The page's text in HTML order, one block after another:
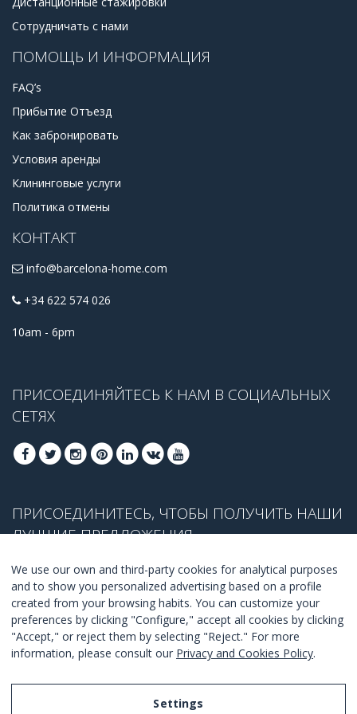
Сотрудничать с нами
ПОМОЩЬ И ИНФОРМАЦИЯ
FAQ’s
Прибытие Отъезд
Как забронировать
Условия аренды
Клининговые услуги
Политика отмены
КОНТАКТ
info@barcelona-home.com
+34 622 574 026
10am - 6pm
ПРИСОЕДИНЯЙТЕСЬ К НАМ В СОЦИАЛЬНЫХ
СЕТЯХ
ПРИСОЕДИНИТЕСЬ, ЧТОБЫ ПОЛУЧИТЬ НАШИ
ЛУЧШИЕ ПРЕДЛОЖЕНИЯ
ПРИСОЕДЕНИТЬСЯ
Я согласен справилами и условиями.
We use our own and third-party cookies for analytical purposes
and to show you personalized advertising based on a profile
created from your browsing habits. You can customize your
preferences by clicking "Configure," accept all cookies by clicking
"Accept," or reject them by selecting "Reject." For more
information, please consult our Privacy and Cookies Policy.
Settings